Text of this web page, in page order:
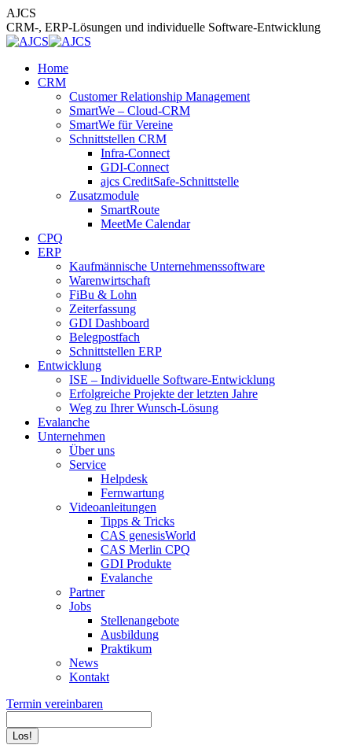
Zum
Inhalt
springen
AJCS
CRM-, ERP-Lösungen und individuelle Software-Entwicklung
Home
CRM
Customer Relationship Management
SmartWe – Cloud-CRM
SmartWe für Vereine
Schnittstellen CRM
Infra-Connect
GDI-Connect
ajcs CreditSafe-Schnittstelle
Zusatzmodule
SmartRoute
MeetMe Calendar
CPQ
ERP
Kaufmännische Unternehmenssoftware
Warenwirtschaft
FiBu & Lohn
Zeiterfassung
GDI Dashboard
Belegpostfach
Schnittstellen ERP
Entwicklung
ISE – Individuelle Software-Entwicklung
Erfolgreiche Projekte der letzten Jahre
Weg zu Ihrer Wunsch-Lösung
Evalanche
Unternehmen
Über uns
Service
Helpdesk
Fernwartung
Videoanleitungen
Tipps & Tricks
CAS genesisWorld
CAS Merlin CPQ
GDI Produkte
Evalanche
Partner
Jobs
Stellenangebote
Ausbildung
Praktikum
News
Kontakt
Termin vereinbaren